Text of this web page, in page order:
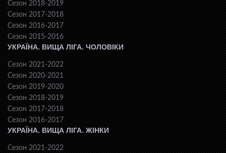
Сезон 2018-2019
Сезон 2017-2018
Сезон 2016-2017
Сезон 2015-2016
УКРАЇНА. ВИЩА ЛІГА. ЧОЛОВІКИ
Сезон 2021-2022
Сезон 2020-2021
Сезон 2019-2020
Сезон 2018-2019
Сезон 2017-2018
Сезон 2016-2017
УКРАЇНА. ВИЩА ЛІГА. ЖІНКИ
Сезон 2021-2022